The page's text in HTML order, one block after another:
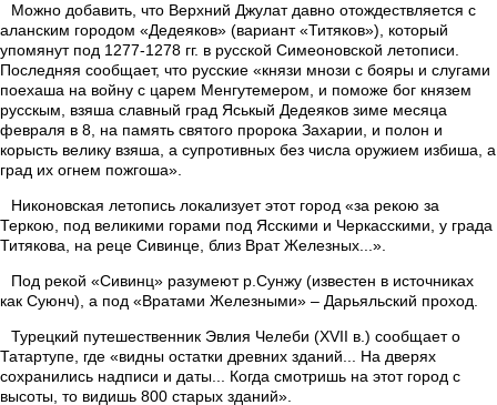
Можно добавить, что Верхний Джулат давно отождествляется с
аланским городом «Дедеяков» (вариант «Титяков»), который
упомянут под 1277-1278 гг. в русской Симеоновской летописи.
Последняя сообщает, что русские «князи мнози с бояры и слугами
поехаша на войну с царем Менгутемером, и поможе бог князем
русскым, взяша славный град Яськый Дедеяков зиме месяца
февраля в 8, на память святого пророка Захарии, и полон и
корысть велику взяша, а супротивных без числа оружием избиша, а
град их огнем пожгоша».
Никоновская летопись локализует этот город «за рекою за
Теркою, под великими горами под Ясскими и Черкасскими, у града
Титякова, на реце Сивинце, близ Врат Железных...».
Под рекой «Сивинц» разумеют р.Сунжу (известен в источниках
как Суюнч), а под «Вратами Железными» – Дарьяльский проход.
Турецкий путешественник Эвлия Челеби (XVII в.) сообщает о
Татартупе, где «видны остатки древних зданий... На дверях
сохранились надписи и даты... Когда смотришь на этот город с
высоты, то видишь 800 старых зданий».